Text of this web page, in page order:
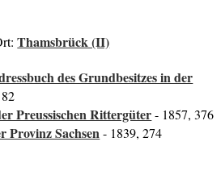
Thamsbrück (II)
des Grundbesitzes in der
Preussischen Rittergüter- 1857, 376
Provinz Sachsen- 1839, 274